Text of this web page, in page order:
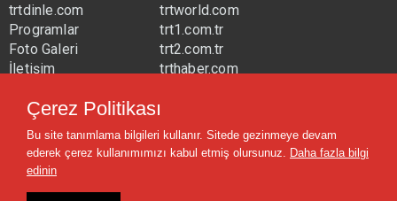
trtdinle.com
Programlar
Foto Galeri
İletişim
trtworld.com
trt1.com.tr
trt2.com.tr
trthaber.com
trtavaz.com.tr
trtmuzik.net.tr
trtcocuk.net.tr
Çerez Politikası
Bu site tanımlama bilgileri kullanır. Sitede gezinmeye devam
ederek çerez kullanımımızı kabul etmiş olursunuz. Daha fazla bilgi
edinin